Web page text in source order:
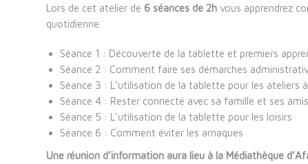
Lors de cet atelier de 6 séances de 2h vous apprendrez
quotidienne.
Séance 1 : Découverte de la tablette et premiers
Séance 2 : Comment faire ses démarches
Séance 3 : L’utilisation de la tablette pour les ateliers
Séance 4 : Rester connecté avec sa famille et ses amis
Séance 5 : L’utilisation de la tablette pour les loisirs
Séance 6 : Comment éviter les arnaques
Une réunion d’information aura lieu à la Médiathèque